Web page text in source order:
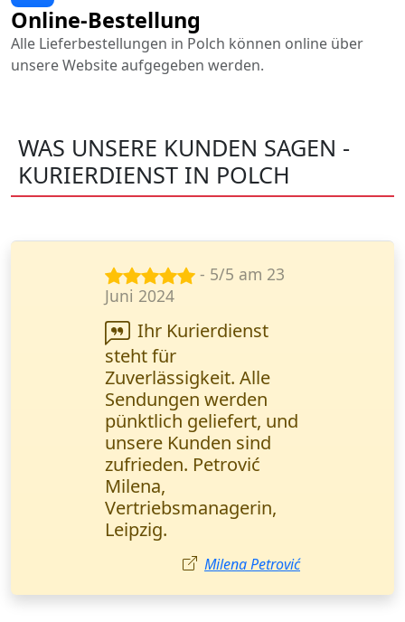
Online-Bestellung
Alle Lieferbestellungen in Polch können online über
unsere Website aufgegeben werden.
WAS UNSERE KUNDEN SAGEN -
KURIERDIENST IN POLCH
- 5/5 am 22
Aug. 2024
Zuverlässige
Zustellung von
Finanzunterlagen ist
für uns entscheidend.
Dieser Kurierdienst hat
uns nie im Stich
gelassen. Buchhalterin
aus Köln.
Julia Hoffmann